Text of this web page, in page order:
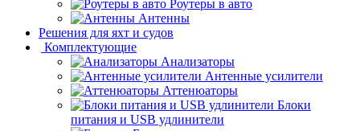
Роутеры в авто
Антенны
Решения для яхт и судов
Комплектующие
Анализаторы
Антенные усилители
Аттенюаторы
Блоки
питания и USB удлинители